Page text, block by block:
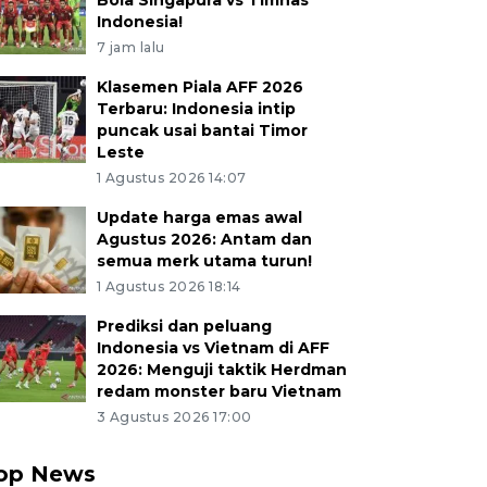
Indonesia!
7 jam lalu
Klasemen Piala AFF 2026
Terbaru: Indonesia intip
puncak usai bantai Timor
Leste
1 Agustus 2026 14:07
Update harga emas awal
Agustus 2026: Antam dan
semua merk utama turun!
1 Agustus 2026 18:14
Prediksi dan peluang
Indonesia vs Vietnam di AFF
2026: Menguji taktik Herdman
redam monster baru Vietnam
3 Agustus 2026 17:00
News